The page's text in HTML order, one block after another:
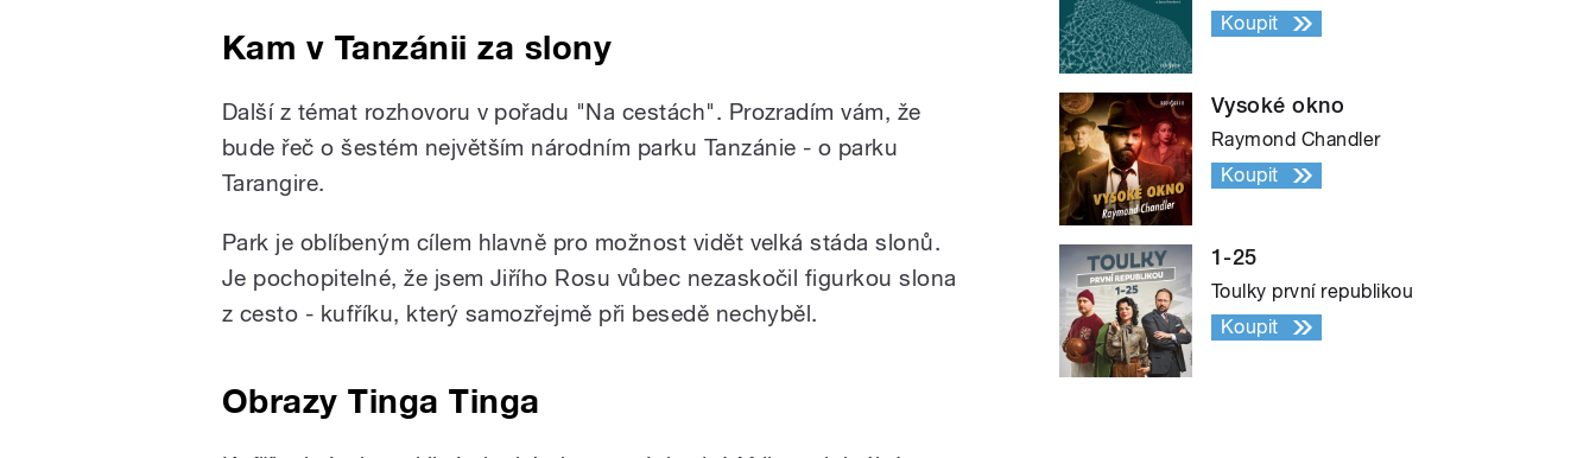
Kam v Tanzánii za slony
Další z témat rozhovoru v pořadu "Na cestách". Prozradím vám, že
bude řeč o šestém největším národním parku Tanzánie - o parku
Tarangire.
Park je oblíbeným cílem hlavně pro možnost vidět velká stáda slonů.
Je pochopitelné, že jsem Jiřího Rosu vůbec nezaskočil figurkou slona
z cesto - kufříku, který samozřejmě při besedě nechyběl.
Obrazy Tinga Tinga
Koupit
Vysoké okno
Raymond Chandler
Koupit
1-25
Toulky první republikou
Koupit